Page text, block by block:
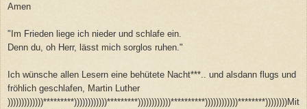
Amen
"Im Frieden liege ich nieder und schlafe ein.
Denn du, oh Herr, lässt mich sorglos ruhen."
Ich wünsche allen Lesern eine behütete Nacht***.. und alsdann flugs und
fröhlich geschlafen, Martin Luther
)))))))))))))*********))))))))))))*********))))))))))))**********))))))))))))********))))))))Mit